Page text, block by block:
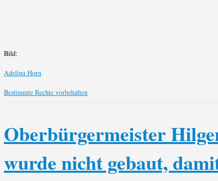
Bild:
Adelina Horn
Bestimmte Rechte vorbehalten
Oberbürgermeister
wurde nicht gebaut,